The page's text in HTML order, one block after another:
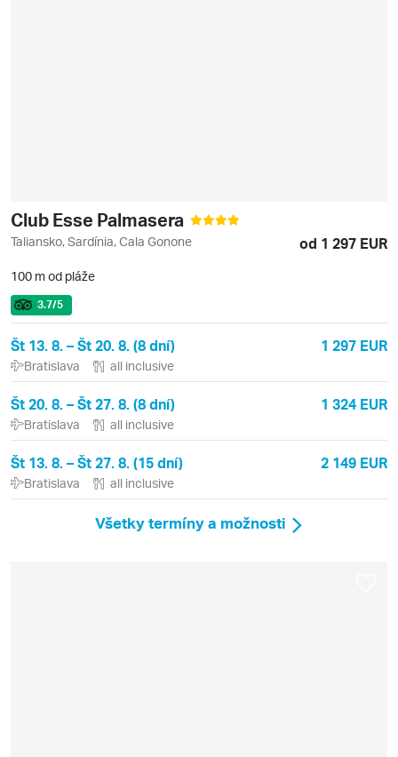
Club Esse Palmasera
Taliansko, Sardínia, Cala Gonone od 1 297 EUR
100 m od pláže
3.7/5
Št 13. 8. – Št 20. 8. (8 dní) 1 297 EUR
Bratislava all inclusive
Št 20. 8. – Št 27. 8. (8 dní) 1 324 EUR
Bratislava all inclusive
Št 13. 8. – Št 27. 8. (15 dní) 2 149 EUR
Bratislava all inclusive
Všetky termíny a možnosti